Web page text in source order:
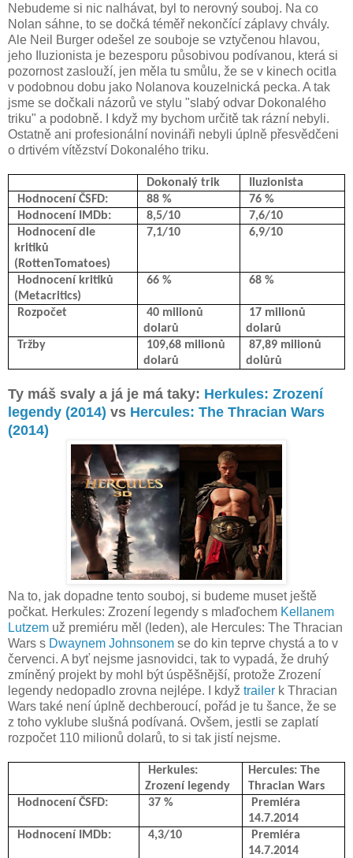
Nebudeme si nic nalhávat, byl to nerovný souboj. Na co
Nolan sáhne, to se dočká téměř nekončící záplavy chvály.
Ale Neil Burger odešel ze souboje se vztyčenou hlavou,
jeho Iluzionista je bezesporu působivou podívanou, která si
pozornost zaslouží, jen měla tu smůlu, že se v kinech ocitla
v podobnou dobu jako Nolanova kouzelnická pecka. A tak
jsme se dočkali názorů ve stylu "slabý odvar Dokonalého
triku" a podobně. I když my bychom určitě tak rázní nebyli.
Ostatně ani profesionální novináři nebyli úplně přesvědčeni
o drtivém vítězství Dokonalého triku.
Dokonalý trik
Iluzionista
Hodnocení ČSFD:
88 %
76 %
Hodnocení IMDb:
8,5/10
7,6/10
Hodnocení dle
kritiků
(RottenTomatoes)
7,1/10 6,9/10
Hodnocení kritiků
(Metacritics)
66 % 68 %
Rozpočet
40 milionů
dolarů
17 milionů
dolarů
Tržby
109,68 milionů
dolarů
87,89 milionů
dolůrů
Ty máš svaly a já je má taky: Herkules: Zrození
legendy (2014) vs Hercules: The Thracian Wars
(2014)
Na to, jak dopadne tento souboj, si budeme muset ještě
počkat. Herkules: Zrození legendy s mlaďochem Kellanem
Lutzem už premiéru měl (leden), ale Hercules: The Thracian
Wars s Dwaynem Johnsonem se do kin teprve chystá a to v
červenci. A byť nejsme jasnovidci, tak to vypadá, že druhý
zmíněný projekt by mohl být úspěšnější, protože Zrození
legendy nedopadlo zrovna nejlépe. I když trailer k Thracian
Wars také není úplně dechberoucí, pořád je tu šance, že se
z toho vyklube slušná podívaná. Ovšem, jestli se zaplatí
rozpočet 110 milionů dolarů, to si tak jistí nejsme.
Herkules:
Zrození legendy
Hercules: The
Thracian Wars
Hodnocení ČSFD:
37 %
Premiéra
14.7.2014
Hodnocení IMDb:
4,3/10
Premiéra
14.7.2014